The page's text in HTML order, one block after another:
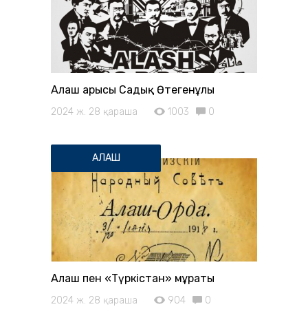
Алаш арысы Садық Өтегенұлы
2024 ж. 28 қараша 1003 0
АЛАШ
Алаш пен «Түркістан» мұраты
2024 ж. 28 қараша 904 0